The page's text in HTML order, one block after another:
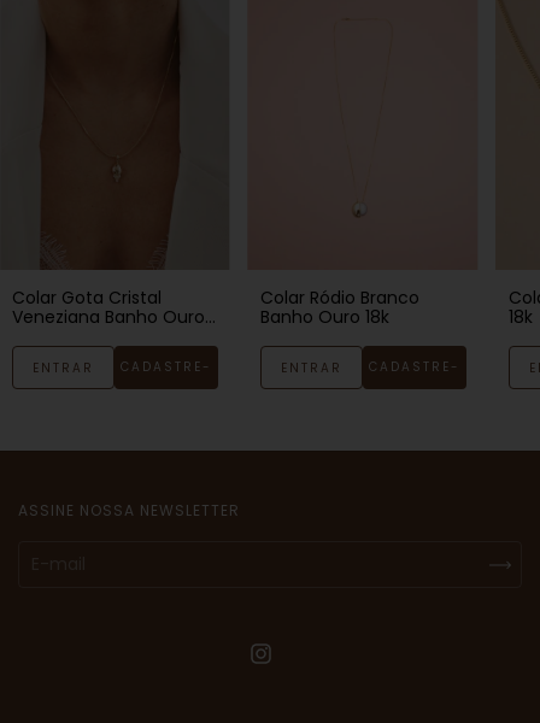
Colar Gota Cristal
Veneziana Banho Ouro
ENTRAR CADASTRE-
Colar Ródio Branco
Banho Ouro 18k
ENTRAR CADASTRE-
18k
ASSINE NOSSA NEWSLETTER